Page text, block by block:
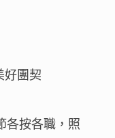
好團契
各按各職，照